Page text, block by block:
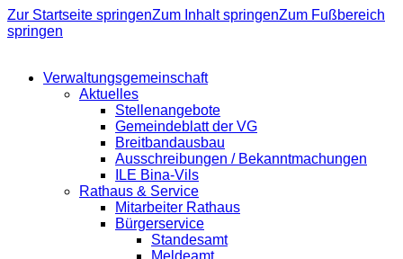
Zur Startseite springenZum Inhalt springenZum Fußbereich
springen
Verwaltungsgemeinschaft
Aktuelles
Stellenangebote
Gemeindeblatt der VG
Breitbandausbau
Ausschreibungen / Bekanntmachungen
ILE Bina-Vils
Rathaus & Service
Mitarbeiter Rathaus
Bürgerservice
Standesamt
Meldeamt